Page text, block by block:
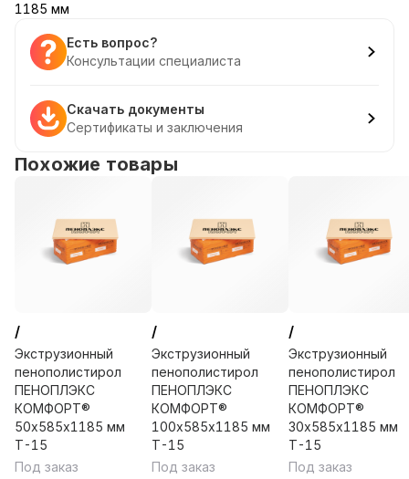
1185 мм
Есть вопрос?
Консультации специалиста
Скачать документы
Сертификаты и заключения
Похожие товары
/
Экструзионный
пенополистирол
ПЕНОПЛЭКС
КОМФОРТ®
50х585х1185 мм
Т-15
Под заказ
/
Экструзионный
пенополистирол
ПЕНОПЛЭКС
КОМФОРТ®
100х585х1185 мм
Т-15
Под заказ
/
Экструзионный
пенополистирол
ПЕНОПЛЭКС
КОМФОРТ®
30х585х1185 мм
Т-15
Под заказ